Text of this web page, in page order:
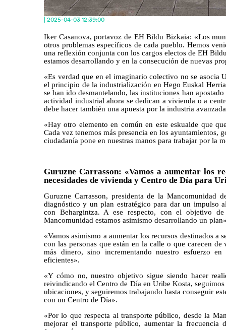
| 2025-04-03 12:39:00
Iker Casanova, portavoz de EH Bildu Bizkaia: «Los
otros problemas específicos de cada pueblo. Hemos
una reflexión conjunta con los cargos electos de EH
estamos desarrollando y en la consecución de nuevas
«Es verdad que en el imaginario colectivo no se asocia
el principio de la industrialización en Hego Euskal
se han ido desmantelando, las instituciones han
actividad industrial ahora se dedican a vivienda o a
debe hacer también una apuesta por la industria
«Hay otro elemento en común en este eskualde que
Cada vez tenemos más presencia en los ayuntamientos,
ciudadanía pone en nuestras manos para trabajar por la
Guruzne Carrasson: «Vamos a aumentar los
necesidades de vivienda y Centro de Día para
Guruzne Carrasson, presidenta de la Mancomunidad
diagnóstico y un plan estratégico para dar un impulso
con Behargintza. A ese respecto, con el objetivo
Mancomunidad estamos asimismo desarrollando un
«Vamos asimismo a aumentar los recursos destinados a
con las personas que están en la calle o que carecen
más dinero, sino incrementando nuestro esfuerzo
eficientes».
«Y cómo no, nuestro objetivo sigue siendo hacer
reivindicando el Centro de Día en Uribe Kosta,
ubicaciones, y seguiremos trabajando hasta conseguir
con un Centro de Día».
«Por lo que respecta al transporte público, desde la
mejorar el transporte público, aumentar la